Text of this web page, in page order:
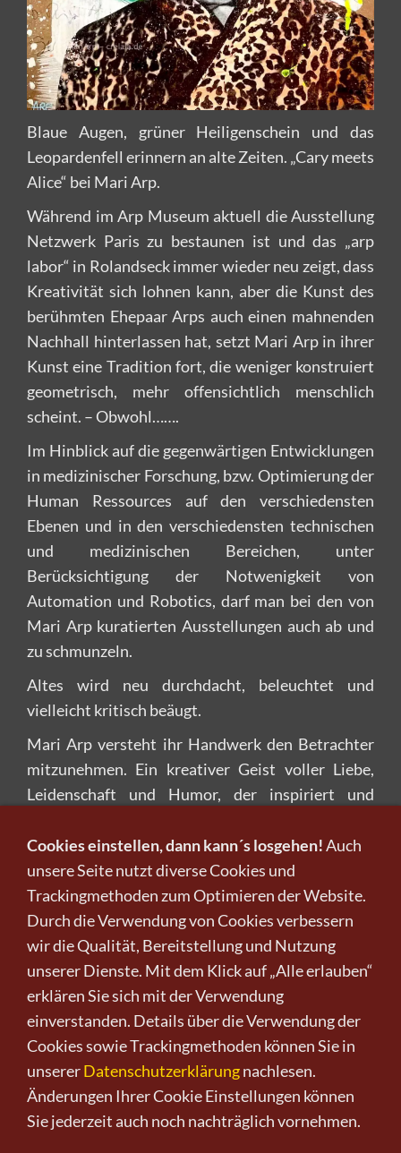
Blaue Augen, grüner Heiligenschein und das
Leopardenfell erinnern an alte Zeiten. „Cary meets
Alice“ bei Mari Arp.
Während im Arp Museum aktuell die Ausstellung
Netzwerk Paris zu bestaunen ist und das „arp
labor“ in Rolandseck immer wieder neu zeigt, dass
Kreativität sich lohnen kann, aber die Kunst des
berühmten Ehepaar Arps auch einen mahnenden
Nachhall hinterlassen hat, setzt Mari Arp in ihrer
Kunst eine Tradition fort, die weniger konstruiert
geometrisch, mehr offensichtlich menschlich
scheint. – Obwohl…….
Im Hinblick auf die gegenwärtigen Entwicklungen
in medizinischer Forschung, bzw. Optimierung der
Human Ressources auf den verschiedensten
Ebenen und in den verschiedensten technischen
und medizinischen Bereichen, unter
Berücksichtigung der Notwenigkeit von
Automation und Robotics, darf man bei den von
Mari Arp kuratierten Ausstellungen auch ab und
zu schmunzeln.
Altes wird neu durchdacht, beleuchtet und
vielleicht kritisch beäugt.
Mari Arp versteht ihr Handwerk den Betrachter
mitzunehmen. Ein kreativer Geist voller Liebe,
Leidenschaft und Humor, der inspiriert und
Ihre Bilder stehen für sich, und ihr Werk wächst
unaufhaltsam.
Mehr Infos zu der Künstlerin finden Sie auf dem
Künstlerportrait von Mari Arp!
Hier finden Sie weitereKunstwerke der
Künstlerin Mari Arp!
Cookies einstellen, dann kann´s losgehen!Auch
unsere Seite nutzt diverse Cookies und
Trackingmethoden zum Optimieren der Website.
Durch die Verwendung von Cookies verbessern
wir die Qualität, Bereitstellung und Nutzung
unserer Dienste. Mit dem Klick auf „Alle erlauben“
erklären Sie sich mit der Verwendung
einverstanden. Details über die Verwendung der
Cookies sowie Trackingmethoden können Sie in
unsererDatenschutzerklärungnachlesen.
Änderungen Ihrer Cookie Einstellungen können
Sie jederzeit auch noch nachträglich vornehmen.